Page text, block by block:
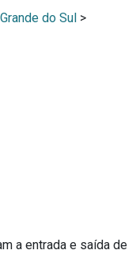
do Sul >
a entrada e saída de